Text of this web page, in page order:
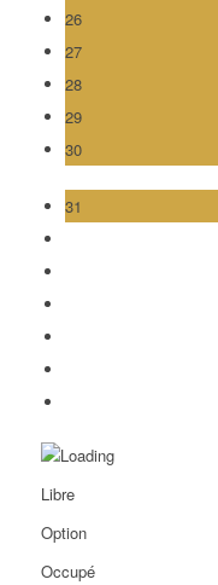
26
27
28
29
30
31
Libre
Option
Occupé